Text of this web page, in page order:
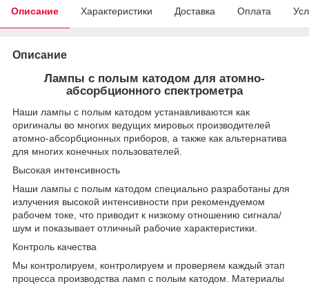
Описание Характеристики Доставка Оплата
Описание
Лампы с полым катодом для атомно-
абсорбционного спектрометра
Наши лампы с полым катодом устанавливаются как
оригиналы во многих ведущих мировых производителей
атомно-абсорбционных приборов, а также как альтернатива
для многих конечных пользователей.
Высокая интенсивность
Наши лампы с полым катодом специально разработаны для
излучения высокой интенсивности при рекомендуемом
рабочем токе, что приводит к низкому отношению сигнала/
шум и показывает отличный рабочие характеристики.
Контроль качества
Мы контролируем, контролируем и проверяем каждый этап
процесса производства ламп с полым катодом. Материалы